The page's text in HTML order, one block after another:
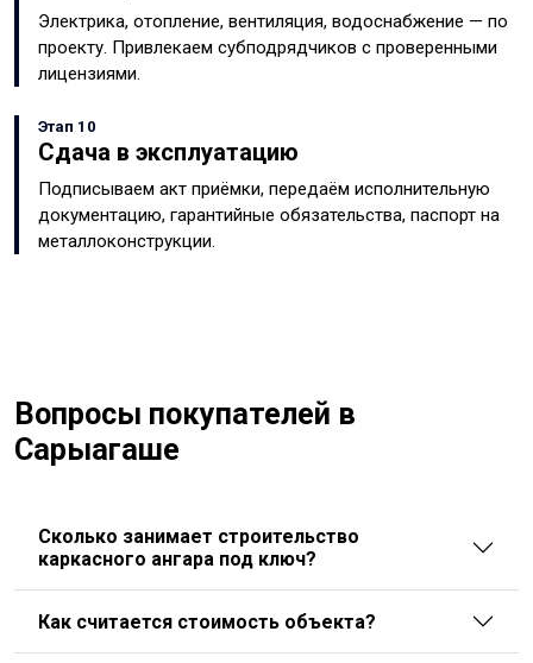
Электрика, отопление, вентиляция, водоснабжение — по
проекту. Привлекаем субподрядчиков с проверенными
лицензиями.
Этап 10
Сдача в эксплуатацию
Подписываем акт приёмки, передаём исполнительную
документацию, гарантийные обязательства, паспорт на
металлоконструкции.
Вопросы покупателей в
Сарыагаше
Сколько занимает строительство
каркасного ангара под ключ?
Как считается стоимость объекта?